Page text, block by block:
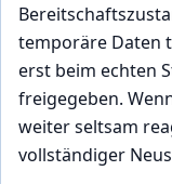
temporäre Daten
erst beim echten
freigegeben.
weiter seltsam
vollständiger